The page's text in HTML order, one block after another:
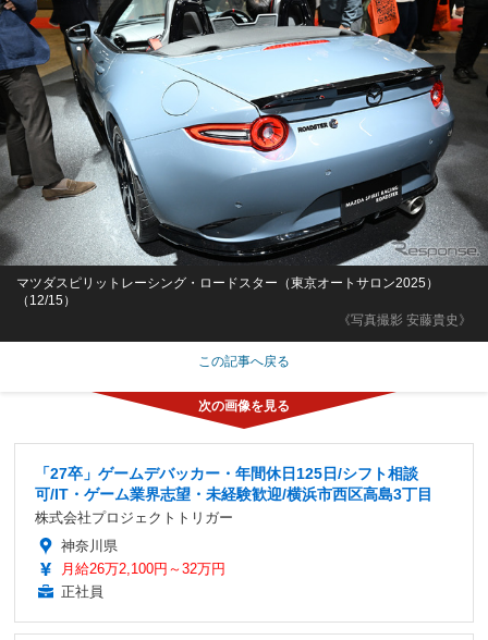
《写真撮影 安藤貴史》
マツダスピリットレーシング・ロードスター（東京オートサロン2025）
（12/15）
この記事へ戻る
「27卒」ゲームデバッカー・年間休日125日/シフト相談
可/IT・ゲーム業界志望・未経験歓迎/横浜市西区高島3丁目
株式会社プロジェクトトリガー
神奈川県
月給26万2,100円～32万円
正社員